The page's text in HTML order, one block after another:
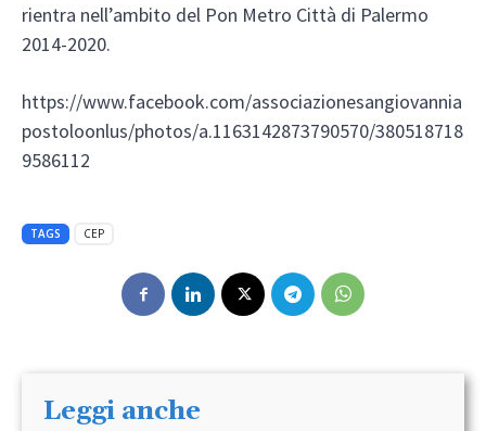
rientra nell’ambito del Pon Metro Città di Palermo
2014-2020.
https://www.facebook.com/associazionesangiovannia
postoloonlus/photos/a.1163142873790570/380518718
9586112
TAGS CEP
Leggi anche